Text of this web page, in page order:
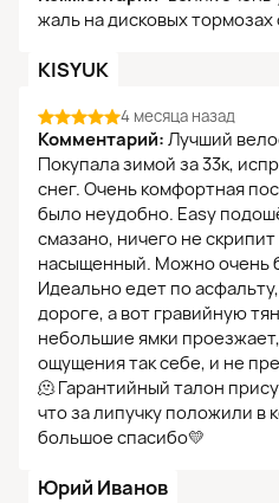
жаль на дисковых
KISYUK
4 месяца назад
Комментарий: Лучший
Покупала зимой за 33к,
снег. Очень комфортная
было неудобно. Easy
смазано, ничего не
насыщенный. Можно очень
Идеально едет по
дороге, а вот гравийную
небольшие ямки
ощущения так себе, и не
🫠 Гарантийный талон
что за липучку положили в
большое спасибо💛
Юрий Иванов